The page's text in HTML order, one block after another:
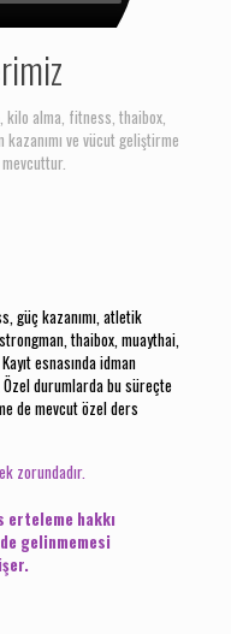
kilo alma, fitness, thaibox,
ve vücut geliştirme
güç kazanımı, atletik
thaibox, muaythai,
esnasında idman
Özel durumlarda bu süreçte
de mevcut özel ders
zorundadır.
erteleme hakkı
gelinmemesi